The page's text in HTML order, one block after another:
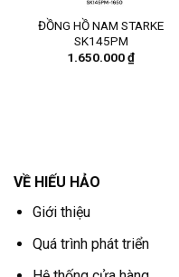
ĐỒNG HỒ NAM STARKE
SK145PM
1.650.000₫
VỀ HIẾU HẢO
Giới thiệu
Quá trình phát triển